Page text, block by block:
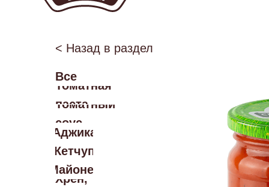
< Назад в раздел
Все
Томатная
паста
Томатный
соус
Аджика
Кетчуп
Майонез
Хрен,